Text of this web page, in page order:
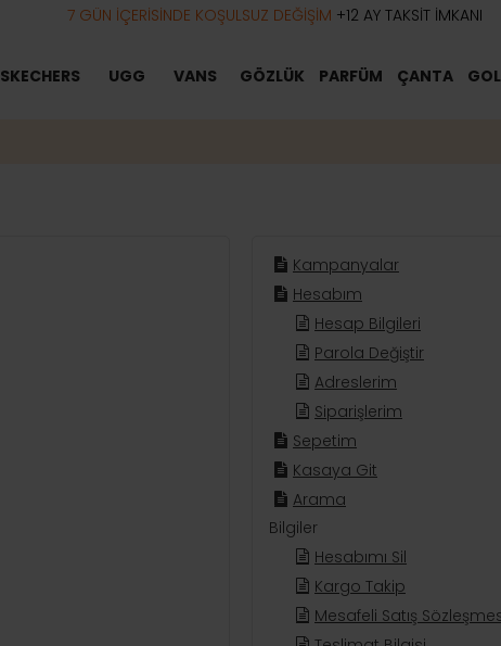
7 GÜN İÇERİSİNDE KOŞULSUZ DEĞİŞİM+12 AY TAKSİT İMKANI
SKECHERS UGG VANS GÖZLÜK PARFÜM ÇANTA
Kampanyalar
Hesabım
Hesap Bilgileri
Parola Değiştir
Adreslerim
Siparişlerim
Sepetim
Kasaya Git
Arama
Bilgiler
Hesabımı Sil
Kargo Takip
Mesafeli Satış